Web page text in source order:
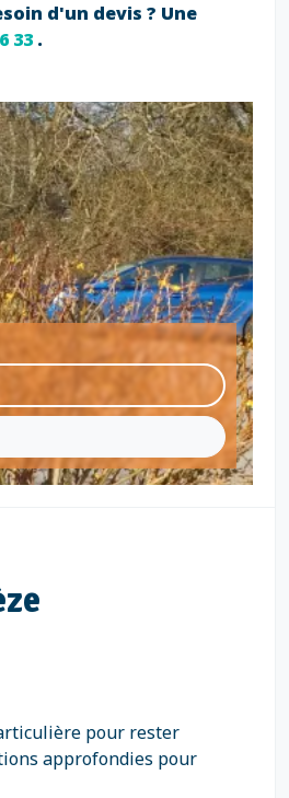
d'un devis ? Une
33 .
pour rester
approfondies pour